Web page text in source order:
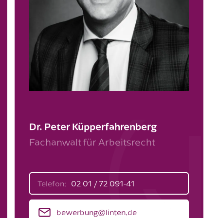
Zuschüsse zur Betreuung nicht
schul­pflichtiger Kinder
Gesundheits­zuschüsse (z. B. Brillen­
zuschuss)
Dr. Peter Küpperfahrenberg
Fachanwalt für Arbeitsrecht
Telefon: 02 01 / 72 091-41
bewerbung@linten.de